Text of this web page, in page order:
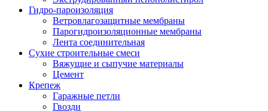
Гидро-пароизоляция
Ветровлагозащитные мембраны
Парогидроизоляционные мембраны
Лента соединительная
Сухие строительные смеси
Вяжущие и сыпучие материалы
Цемент
Крепеж
Гаражные петли
Гвозди